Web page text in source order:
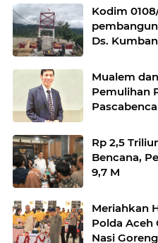
Kodim
Ds.
Mualem
Pemulihan
Rp 2,5
Bencana,
9,7 M
Meriahkan
Polda Aceh
Nasi